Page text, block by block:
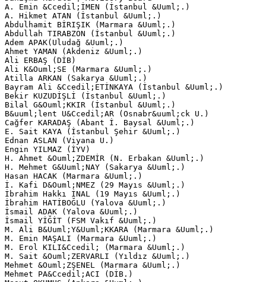
A. Emin &Ccedil;İMEN (İstanbul &Uuml;.)
A. Hikmet ATAN (İstanbul &Uuml;.)
Abdulhamit BİRIŞIK (Marmara &Uuml;.)
Abdullah TIRABZON (İstanbul &Uuml;.)
Adem APAK(Uludağ &Uuml;.)
Ahmet YAMAN (Akdeniz &Uuml;.)
Ali ERBAŞ (DİB)
Ali K&Ouml;SE (Marmara &Uuml;.)
Atilla ARKAN (Sakarya &Uuml;.)
Bayram Ali &Ccedil;ETİNKAYA (İstanbul &Uuml;.)
Bekir KUZUDİŞLİ (İstanbul &Uuml;.)
Bilal G&Ouml;KKIR (İstanbul &Uuml;.)
B&uuml;lent U&Ccedil;AR (Osnabr&uuml;ck U.)
Cağfer KARADAŞ (Abant İ. Baysal &Uuml;.)
E. Sait KAYA (İstanbul Şehir &Uuml;.)
Ednan ASLAN (Viyana U.)
Engin YILMAZ (İYV)
H. Ahmet &Ouml;ZDEMİR (N. Erbakan &Uuml;.)
H. Mehmet G&Uuml;NAY (Sakarya &Uuml;.)
Hasan HACAK (Marmara &Uuml;.)
İ. Kafi D&Ouml;NMEZ (29 Mayıs &Uuml;.)
İbrahim Hakkı İNAL (19 Mayıs &Uuml;.)
İbrahim HATİBOĞLU (Yalova &Uuml;.)
İsmail ADAK (Yalova &Uuml;.)
İsmail YİĞİT (FSM Vakıf &Uuml;.)
M. Ali B&Uuml;Y&Uuml;KKARA (Marmara &Uuml;.)
M. Emin MAŞALI (Marmara &Uuml;.)
M. Erol KILI&Ccedil; (Marmara &Uuml;.)
M. Sait &Ouml;ZERVARLI (Yıldız &Uuml;.)
Mehmet &Ouml;ZŞENEL (Marmara &Uuml;.)
Mehmet PA&Ccedil;ACI (DİB.)